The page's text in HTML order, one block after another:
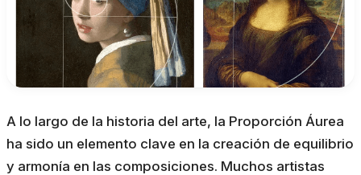
A lo largo de la historia del arte, la Proporción Áurea
ha sido un elemento clave en la creación de equilibrio
y armonía en las composiciones. Muchos artistas